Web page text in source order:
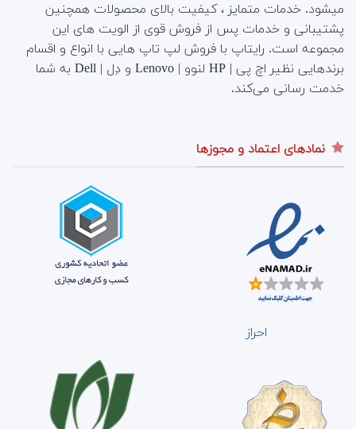
میشود. خدمات متمایز ، کیفیت بالای محصولات همچنین
پشتیبانی و خدمات پس از فروش قوی از الویت های این
مجموعه است. رایتاپ با فروش لپ تاپ هایی با انواع و اقسام
برندهایی نظیر اچ پی | HP لنوو | Lenovo و دِل | Dell به شما
خدمت رسانی می‌کند.
نمادهای اعتماد و مجوزها
احراز